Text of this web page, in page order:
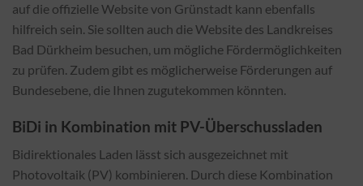
auf die offizielle Website von Grünstadt kann ebenfalls
hilfreich sein. Sie sollten auch die Website des Landkreises
Bad Dürkheim besuchen, um mögliche Fördermöglichkeiten
zu prüfen. Zudem gibt es möglicherweise Förderungen auf
Bundesebene, die Ihnen zugutekommen könnten.
BiDi in Kombination mit PV-Überschussladen
Bidirektionales Laden lässt sich ausgezeichnet mit
Photovoltaik (PV) kombinieren. Durch diese Kombination